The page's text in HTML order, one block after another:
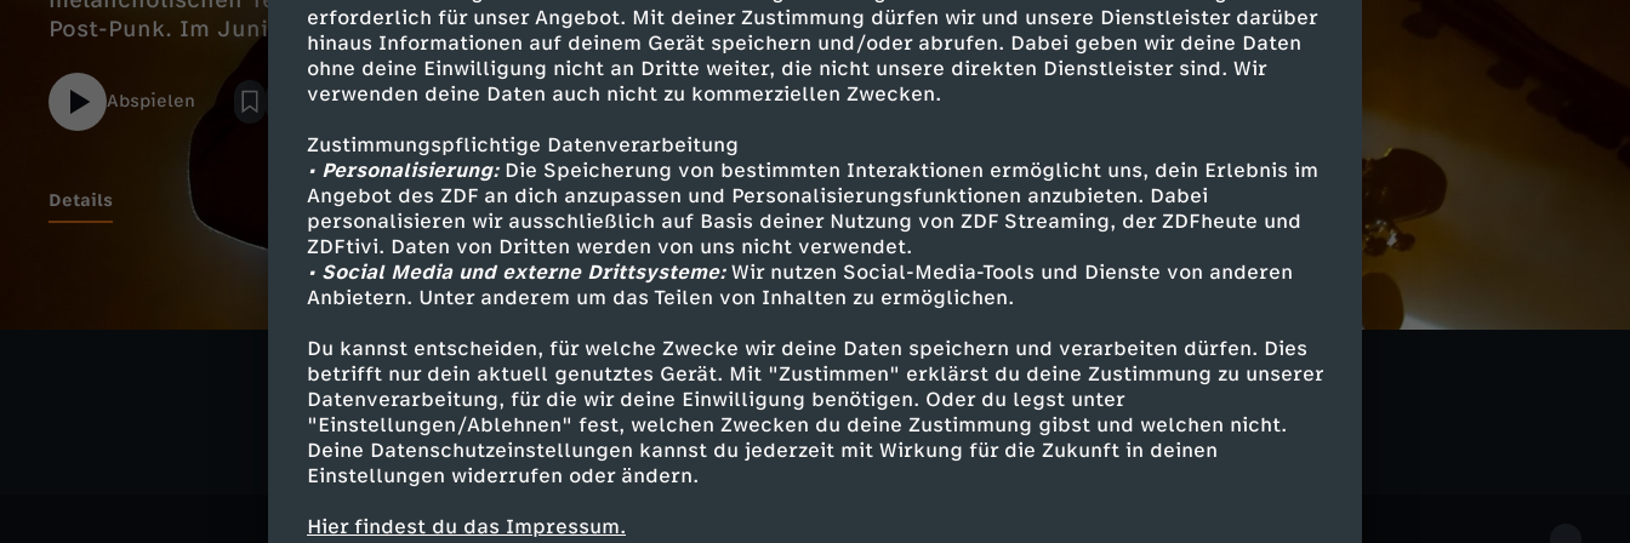
erforderlich für unser Angebot. Mit deiner Zustimmung dürfen wir und unsere Dienstleister darüber
hinaus Informationen auf deinem Gerät speichern und/oder abrufen. Dabei geben wir deine Daten
ohne deine Einwilligung nicht an Dritte weiter, die nicht unsere direkten Dienstleister sind. Wir
verwenden deine Daten auch nicht zu kommerziellen Zwecken.
Zustimmungspflichtige Datenverarbeitung
• Personalisierung:Die Speicherung von bestimmten Interaktionen ermöglicht uns, dein Erlebnis im
Angebot des ZDF an dich anzupassen und Personalisierungsfunktionen anzubieten. Dabei
personalisieren wir ausschließlich auf Basis deiner Nutzung von ZDF Streaming, der ZDFheute und
ZDFtivi. Daten von Dritten werden von uns nicht verwendet.
• Social Media und externe Drittsysteme:Wir nutzen Social-Media-Tools und Dienste von anderen
Anbietern. Unter anderem um das Teilen von Inhalten zu ermöglichen.
Du kannst entscheiden, für welche Zwecke wir deine Daten speichern und verarbeiten dürfen. Dies
betrifft nur dein aktuell genutztes Gerät. Mit "Zustimmen" erklärst du deine Zustimmung zu unserer
Datenverarbeitung, für die wir deine Einwilligung benötigen. Oder du legst unter
"Einstellungen/Ablehnen" fest, welchen Zwecken du deine Zustimmung gibst und welchen nicht.
Deine Datenschutzeinstellungen kannst du jederzeit mit Wirkung für die Zukunft in deinen
Einstellungen widerrufen oder ändern.
Hier findest du das Impressum.
Post-Punk. Im Juni sind sie auf Deutschland-Tour.
Abspielen
Details
Kultur Magazin informativ Kulturzeit